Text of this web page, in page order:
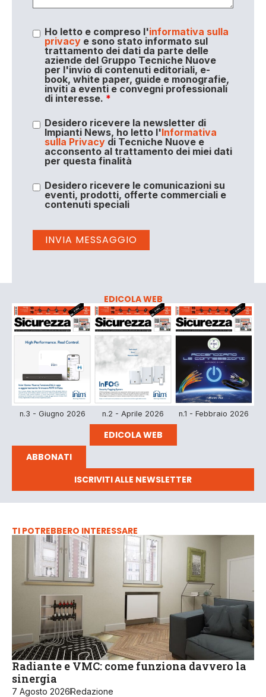
Ho letto e compreso l'informativa sulla
privacye sono stato informato sul
trattamento dei dati da parte delle
aziende del Gruppo Tecniche Nuove
per l'invio di contenuti editoriali, e-
book, white paper, guide e monografie,
inviti a eventi e convegni professionali
di interesse. *
Desidero ricevere la newsletter di
Impianti News, ho letto l'Informativa
sulla Privacydi Tecniche Nuove e
acconsento al trattamento dei miei dati
per questa finalità
Desidero ricevere le comunicazioni su
eventi, prodotti, offerte commerciali e
contenuti speciali
EDICOLA WEB
n.3 - Giugno 2026 n.2 - Aprile 2026 n.1 - Febbraio 2026
EDICOLA WEB
ABBONATI
ISCRIVITI ALLE NEWSLETTER
TI POTREBBERO INTERESSARE
Radiante e VMC: come funziona davvero la
sinergia
7 Agosto 2026Redazione